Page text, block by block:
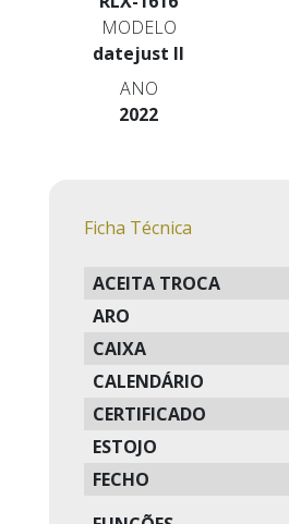
MODELO
datejust II
ANO
2022
Ficha Técnica
ACEITA TROCA
ARO
CAIXA
CALENDÁRIO
CERTIFICADO
ESTOJO
FECHO